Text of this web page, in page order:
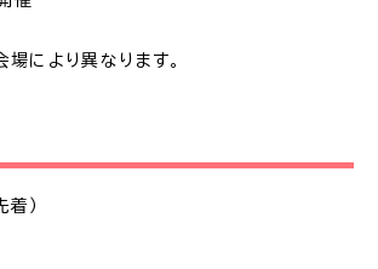
場により異なります。
）